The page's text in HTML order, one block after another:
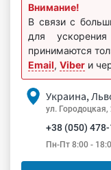
Внимание!
В связи с
для
принимаются
Email, Viber и
Украина,
ул. Городоцкая,
+38 (050)
Пн-Пт 8:00 -